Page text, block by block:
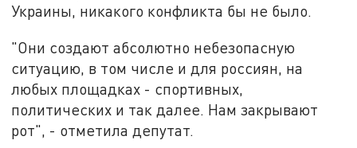
Украины, никакого конфликта бы не было.
"Они создают абсолютно небезопасную
ситуацию, в том числе и для россиян, на
любых площадках - спортивных,
политических и так далее. Нам закрывают
рот", - отметила депутат.